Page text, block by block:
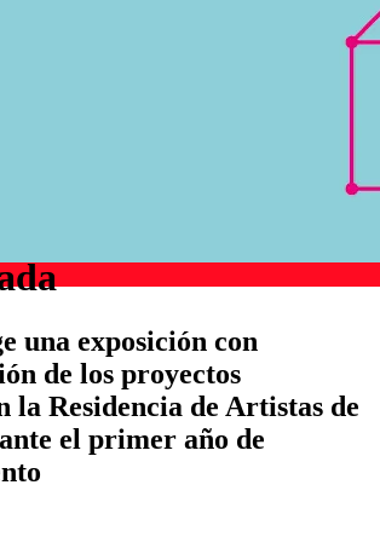
una exposición con
de los proyectos
la Residencia de Artistas de
el primer año de